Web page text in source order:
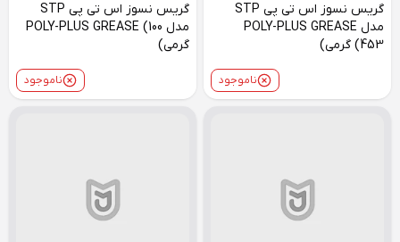
گریس نسوز اس تی پی STP
مدل POLY-PLUS GREASE
(453 گرمی)
ناموجود
گریس نسوز اس تی پی STP
مدل POLY-PLUS GREASE (100
گرمی)
ناموجود